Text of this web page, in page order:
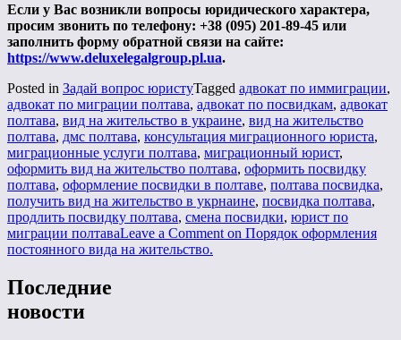
Если у Вас возникли вопросы юридического характера,
просим звонить по телефону: +38 (095) 201-89-45 или
заполнить форму обратной связи на сайте:
https://www.deluxelegalgroup.pl.ua.
Posted in Задай вопрос юристуTagged адвокат по иммиграции,
адвокат по миграции полтава, адвокат по посвидкам, адвокат
полтава, вид на жительство в украине, вид на жительство
полтава, дмс полтава, консультация миграционного юриста,
миграционные услуги полтава, миграционный юрист,
оформить вид на жительство полтава, оформить посвидку
полтава, оформление посвидки в полтаве, полтава посвидка,
получить вид на жительство в укрнаине, посвидка полтава,
продлить посвидку полтава, смена посвидки, юрист по
миграции полтаваLeave a Comment on Порядок оформления
постоянного вида на жительство.
Последние
новости